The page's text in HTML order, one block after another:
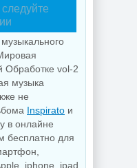
Обработке vol-2
музыка
не
Inspirato и
в онлайне
бесплатно для
iphone, ipad